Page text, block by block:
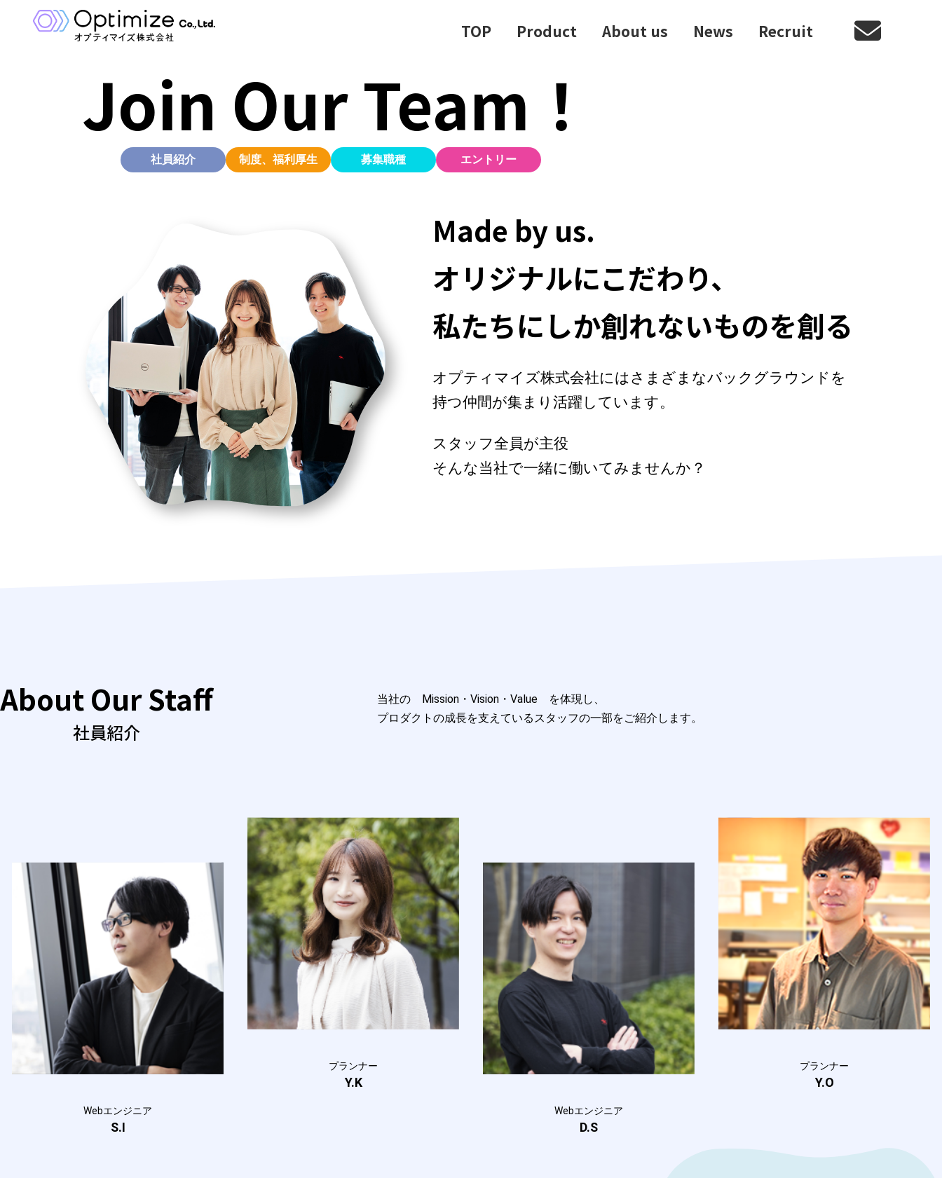
TOP Product About us News Recruit Contact
Join Our Team！
社員紹介 制度、福利厚生 募集職種 エントリー
Made by us.
オリジナルにこだわり、
私たちにしか創れないものを創る
オプティマイズ株式会社にはさまざまなバックグラウンドを
持つ仲間が集まり活躍しています。
スタッフ全員が主役
そんな当社で一緒に働いてみませんか？
About Our Staff
社員紹介
当社の Mission・Vision・Value を体現し、
プロダクトの成長を支えているスタッフの一部をご紹介します。
Webエンジニア
S.I
プランナー
Y.K
Webエンジニア
D.S
プランナー
Y.O